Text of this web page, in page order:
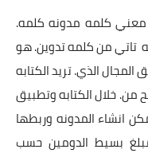
كلمه مدونه كلمه.
تاتي من كلمه تدوين. هو
الذي. تريد الكتابه
خلال الكتابه وتطبيق
انشاء المدونه وربطها
بسيط الدومين حسب